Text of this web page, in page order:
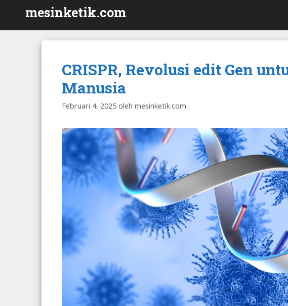
isi
mesinketik.com
CRISPR, Revolusi edit Gen
Manusia
Februari 4, 2025 oleh mesinketik.com